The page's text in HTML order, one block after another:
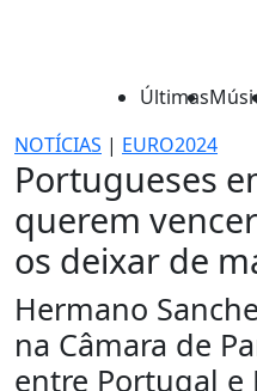
Últimas
NOTÍCIAS | EURO2024
Portugueses
querem
os deixar de
Hermano
na Câmara de
entre Portugal e